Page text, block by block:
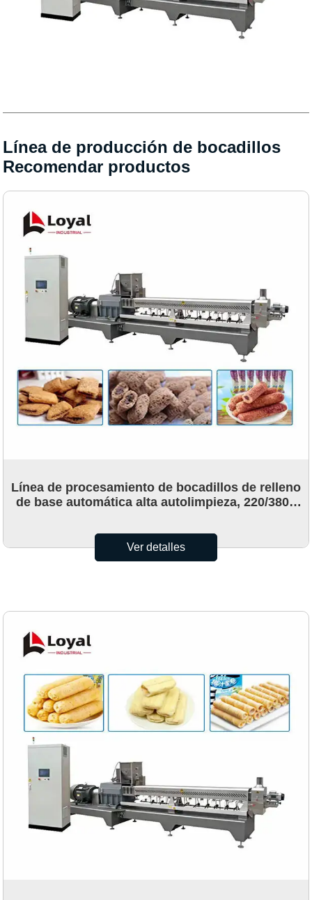
Línea de producción de bocadillos
Recomendar productos
Línea de procesamiento de bocadillos de relleno
de base automática alta autolimpieza, 220/380 /
Ver detalles